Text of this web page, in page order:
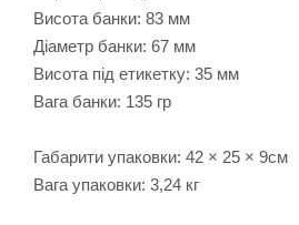
Висота банки: 83 мм
Діаметр банки: 67 мм
Висота під етикетку: 35 мм
Вага банки: 135 гр
Габарити упаковки: 42 × 25 × 9см
Вага упаковки: 3,24 кг